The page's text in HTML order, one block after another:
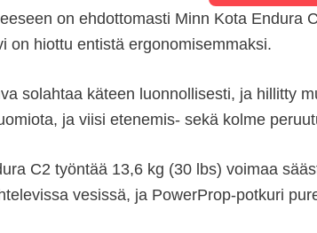
on ehdottomasti Minn Kota
on hiottu entistä ergonomisemmaksi.
solahtaa käteen luonnollisesti, ja hillitty
ja viisi etenemis- sekä kolme
C2 työntää 13,6 kg (30 lbs) voimaa
vesissä, ja PowerProp-potkuri